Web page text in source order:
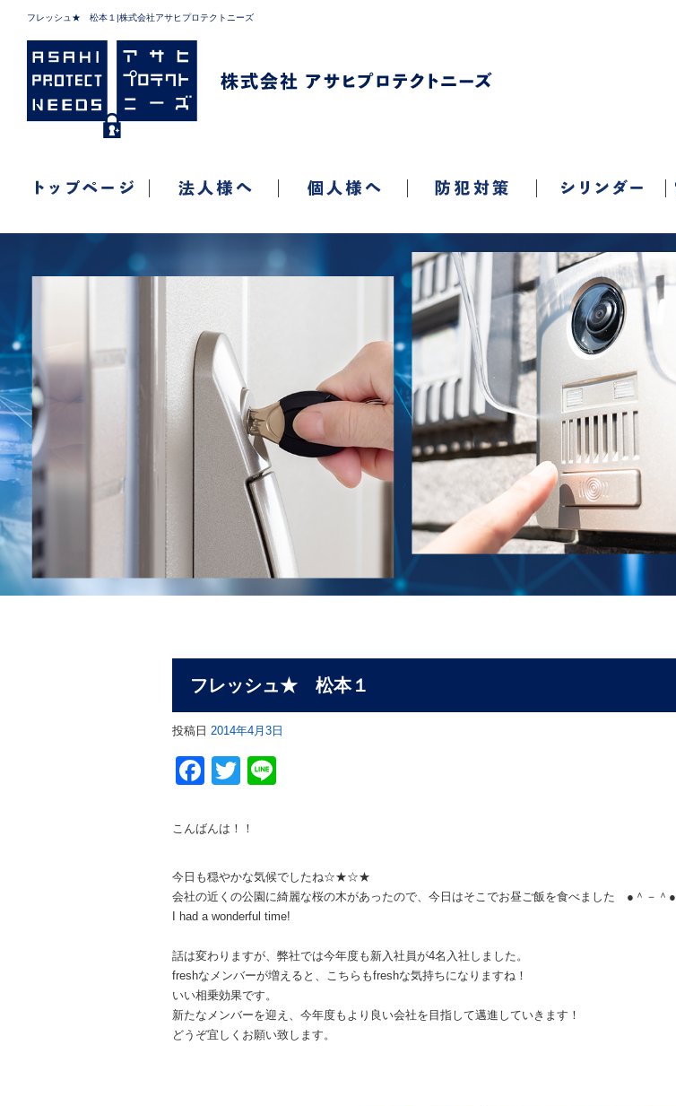
フレッシュ★ 松本１|株式会社アサヒプロテクトニーズ
フレッシュ★ 松本１
投稿日 2014年4月3日
Facebook
Twitter
こんばんは！！
今日も穏やかな気候でしたね☆★☆★
会社の近くの公園に綺麗な桜の木があったので、今日はそこでお昼ご飯を食べました ●＾－＾●
I had a wonderful time!
話は変わりますが、弊社では今年度も新入社員が4名入社しました。
freshなメンバーが増えると、こちらもfreshな気持ちになりますね！
いい相乗効果です。
新たなメンバーを迎え、今年度もより良い会社を目指して邁進していきます！
どうぞ宜しくお願い致します。